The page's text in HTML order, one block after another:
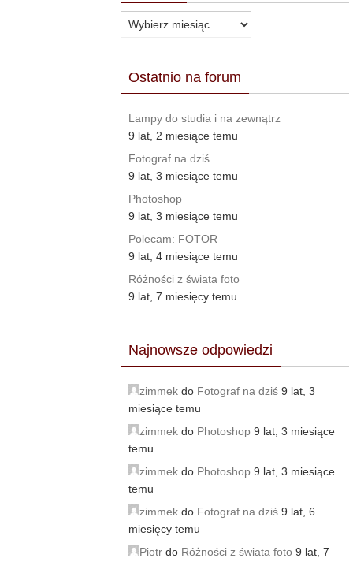
Archiwa
Ostatnio na forum
Lampy do studia i na zewnątrz
9 lat, 2 miesiące temu
Fotograf na dziś
9 lat, 3 miesiące temu
Photoshop
9 lat, 3 miesiące temu
Polecam: FOTOR
9 lat, 4 miesiące temu
Różności z świata foto
9 lat, 7 miesięcy temu
Najnowsze odpowiedzi
zimmek do Fotograf na dziś 9 lat, 3
miesiące temu
zimmek do Photoshop 9 lat, 3 miesiące
temu
zimmek do Photoshop 9 lat, 3 miesiące
temu
zimmek do Fotograf na dziś 9 lat, 6
miesięcy temu
Piotr do Różności z świata foto 9 lat, 7